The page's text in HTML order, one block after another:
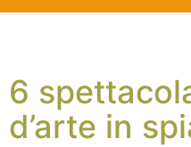
6
d’arte in